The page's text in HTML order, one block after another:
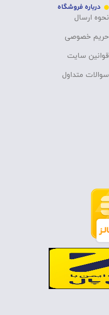
درباره فروشگاه
نحوه ارسال
حریم خصوصی
قوانین سایت
سوالات متداول